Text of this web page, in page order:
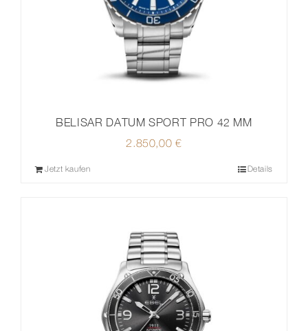
BELISAR DATUM SPORT PRO 42 MM
2.850,00€
Jetzt kaufen Details